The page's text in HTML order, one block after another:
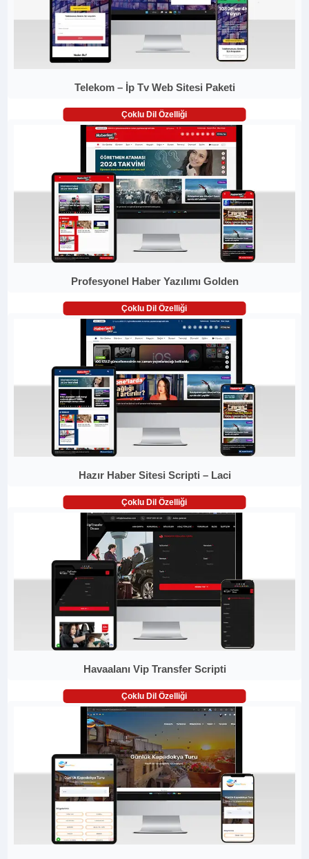
Telekom – İp Tv Web Sitesi Paketi
Çoklu Dil Özelliği
Profesyonel Haber Yazılımı Golden
Çoklu Dil Özelliği
Hazır Haber Sitesi Scripti – Laci
Çoklu Dil Özelliği
Havaalanı Vip Transfer Scripti
Çoklu Dil Özelliği